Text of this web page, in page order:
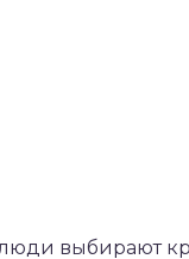
выбирают